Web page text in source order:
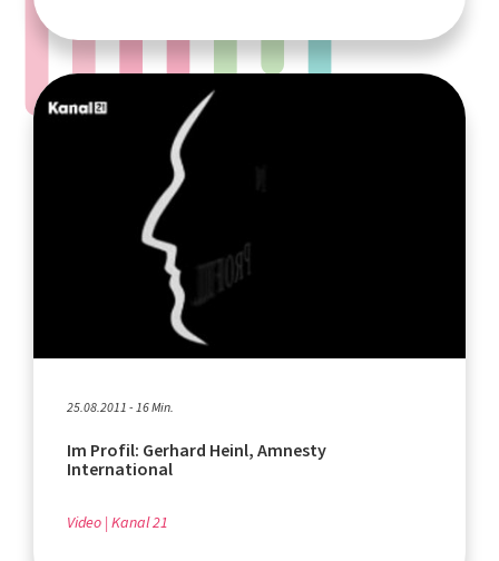
25.08.2011 - 16 Min.
Im Profil: Gerhard Heinl, Amnesty
International
Video Kanal 21